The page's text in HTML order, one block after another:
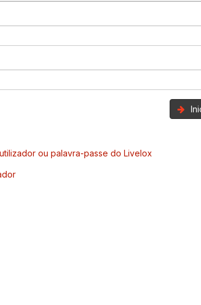
ou palavra-passe do Livelox